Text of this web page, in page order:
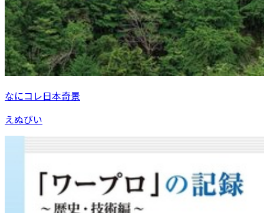
なにコレ日本奇景
えぬびい